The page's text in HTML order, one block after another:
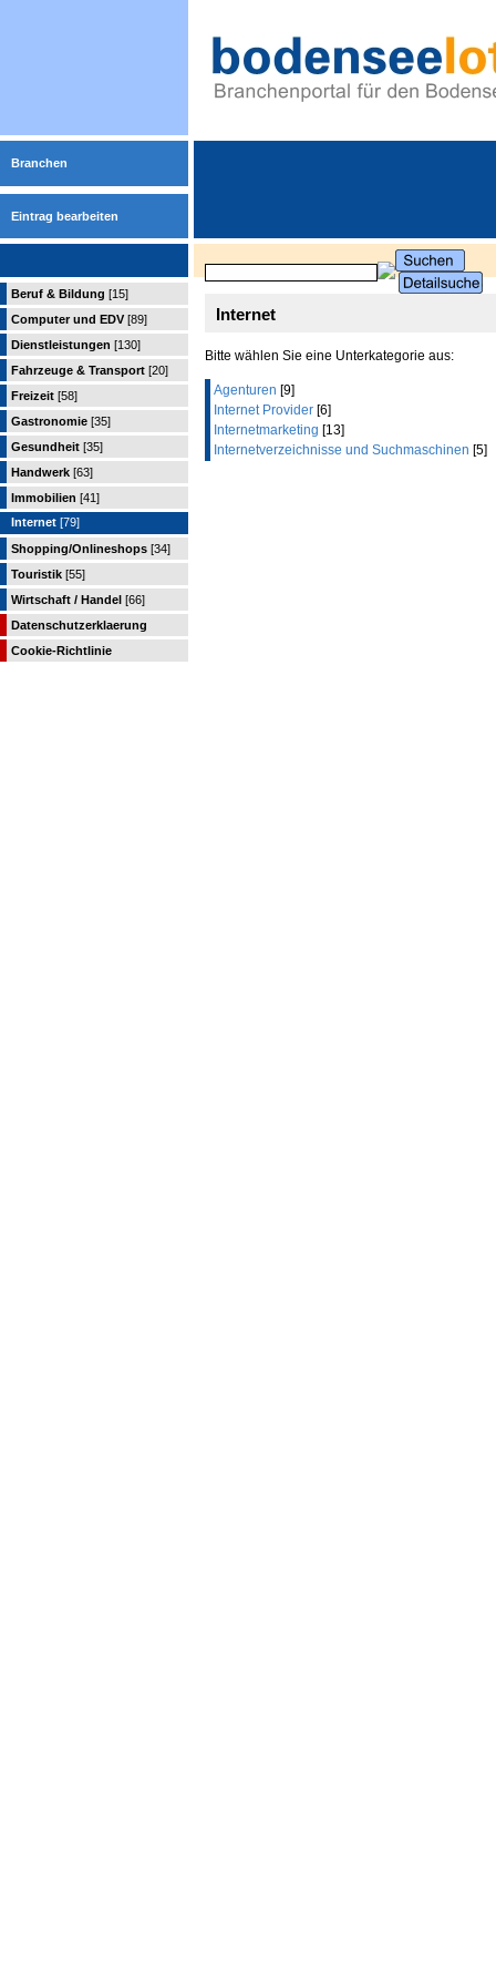
Branchen
Eintrag bearbeiten
Beruf & Bildung [15]
Computer und EDV [89]
Dienstleistungen [130]
Fahrzeuge & Transport [20]
Freizeit [58]
Gastronomie [35]
Gesundheit [35]
Handwerk [63]
Immobilien [41]
Internet [79]
Shopping/Onlineshops [34]
Touristik [55]
Wirtschaft / Handel [66]
Datenschutzerklaerung
Cookie-Richtlinie
Internet
Bitte wählen Sie eine Unterkategorie aus:
Agenturen [9]
Internet Provider [6]
Internetmarketing [13]
Internetverzeichnisse und Suchmaschinen [5]